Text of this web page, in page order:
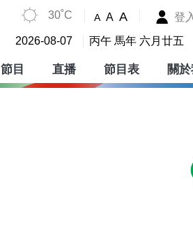
30˚C A A A 登
2026-08-07 丙午 馬年 六月廿五
節目 直播 節目表 關